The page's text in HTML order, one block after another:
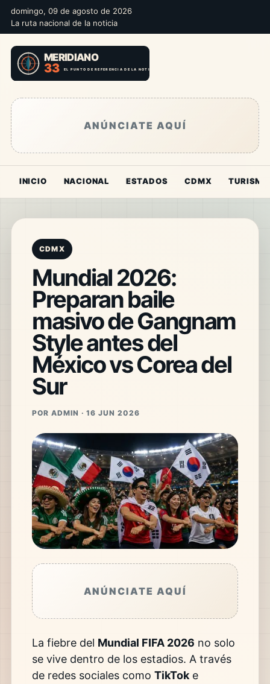
domingo, 09 de agosto de 2026
La ruta nacional de la noticia
ANÚNCIATE AQUÍ
INICIO NACIONAL ESTADOS CDMX TURISMO
CDMX
Mundial 2026:
Preparan baile
masivo de Gangnam
Style antes del
México vs Corea del
Sur
POR ADMIN · 16 JUN 2026
ANÚNCIATE AQUÍ
La fiebre del Mundial FIFA 2026 no solo
se vive dentro de los estadios. A través
de redes sociales como TikToke